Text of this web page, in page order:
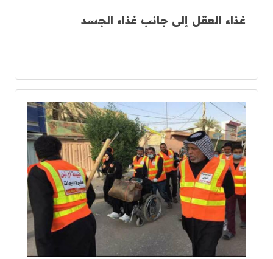
غذاء العقل إلى جانب غذاء الجسد